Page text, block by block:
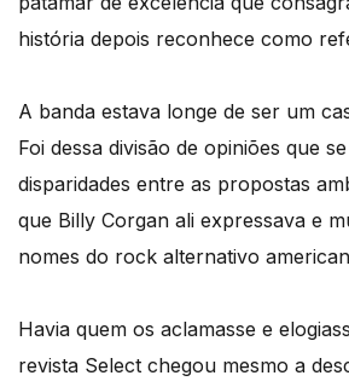
história depois reconhece como
A banda estava longe de ser um
Foi dessa divisão de opiniões que
disparidades entre as propostas
que Billy Corgan ali expressava e
nomes do rock alternativo
Havia quem os aclamasse e
revista Select chegou mesmo a